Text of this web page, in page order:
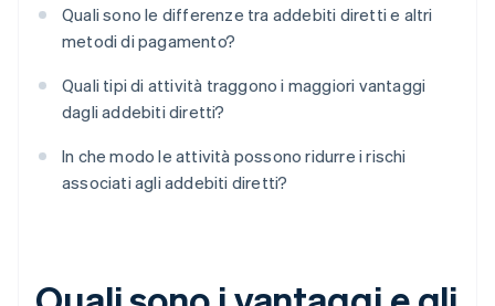
Quali sono le differenze tra addebiti diretti e altri
metodi di pagamento?
Quali tipi di attività traggono i maggiori vantaggi
dagli addebiti diretti?
In che modo le attività possono ridurre i rischi
associati agli addebiti diretti?